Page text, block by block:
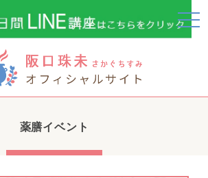
薬膳イベント